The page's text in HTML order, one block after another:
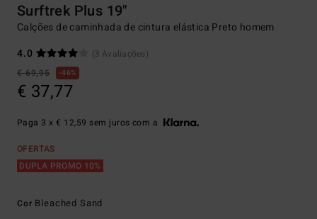
Surftrek Plus 19"
Calções de caminhada de cintura elástica Preto homem
4.0
(3 Avaliações)
€ 69,95
46%
€ 37,77
Paga 3 x € 12,59 sem juros com a
OFERTAS
DUPLA PROMO 10%
Cor Bleached Sand